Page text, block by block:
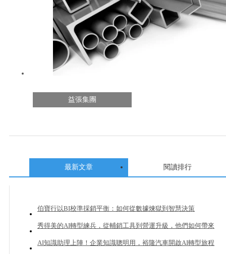
益張集團
最新文章 閱讀排行
伯寶行以BI校準採銷平衡：如何從數據煉獄到智慧決策
秀得美的AI轉型練兵，從輔銷工具到營運升級，他們如何帶來
20%業績成長？
AI知識助理上陣！企業知識聰明用，裕隆汽車開啟AI轉型旅程